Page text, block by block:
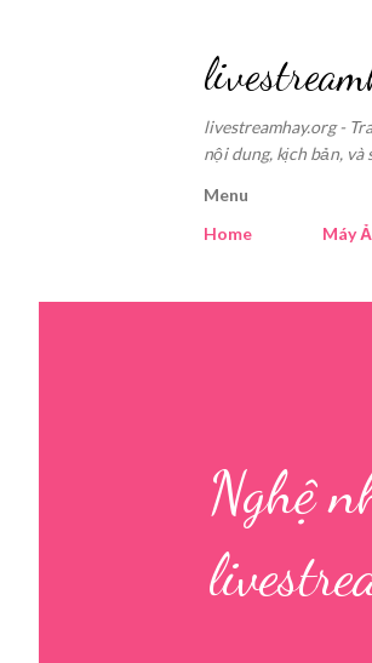
livestreamhay.org -
nội dung, kịch bản, và
Menu
Home
Máy
Nghệ